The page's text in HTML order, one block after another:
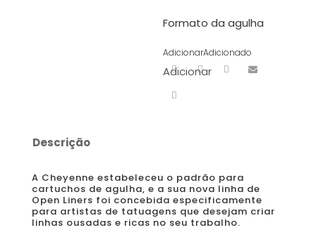
Formato da agulha
AdicionarAdicionado
Adicionar
Descrição
A Cheyenne estabeleceu o padrão para
cartuchos de agulha, e a sua nova linha de
Open Liners foi concebida especificamente
para artistas de tatuagens que desejam criar
linhas ousadas e ricas no seu trabalho.